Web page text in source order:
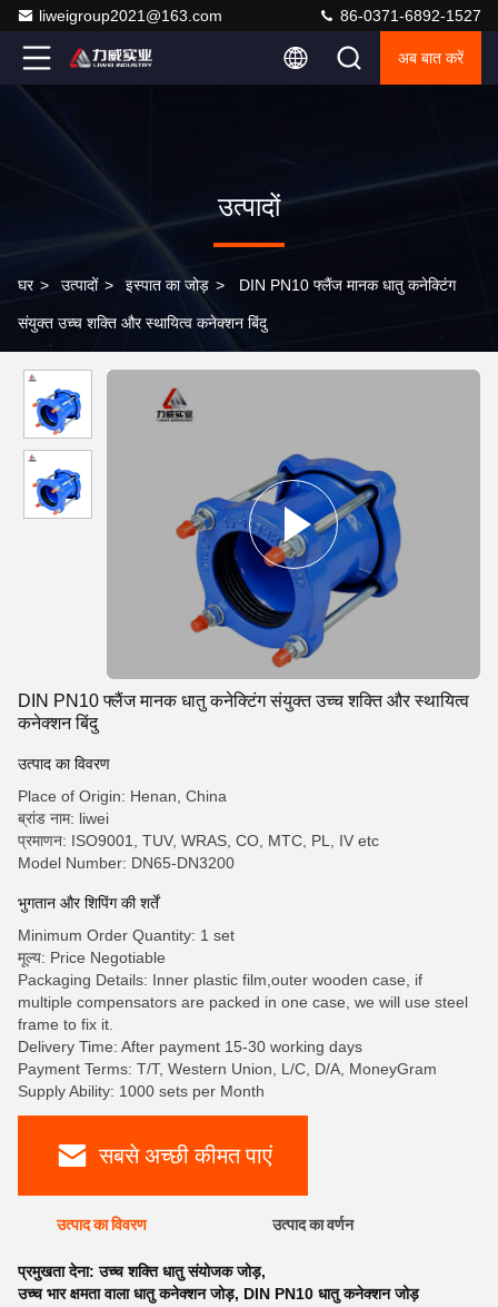
liweigroup2021@163.com 86-0371-6892-1527
अब बात करें
उत्पादों
घर > उत्पादों > इस्पात का जोड़ > DIN PN10 फ्लैंज मानक धातु कनेक्टिंग
संयुक्त उच्च शक्ति और स्थायित्व कनेक्शन बिंदु
DIN PN10 फ्लैंज मानक धातु कनेक्टिंग संयुक्त उच्च शक्ति और स्थायित्व
कनेक्शन बिंदु
उत्पाद का विवरण
Place of Origin: Henan, China
ब्रांड नाम: liwei
प्रमाणन: ISO9001, TUV, WRAS, CO, MTC, PL, IV etc
Model Number: DN65-DN3200
भुगतान और शिपिंग की शर्तें
Minimum Order Quantity: 1 set
मूल्य: Price Negotiable
Packaging Details: Inner plastic film,outer wooden case, if
multiple compensators are packed in one case, we will use steel
frame to fix it.
Delivery Time: After payment 15-30 working days
Payment Terms: T/T, Western Union, L/C, D/A, MoneyGram
Supply Ability: 1000 sets per Month
सबसे अच्छी कीमत पाएं
उत्पाद का विवरण उत्पाद का वर्णन
प्रमुखता देना:उच्च शक्ति धातु संयोजक जोड़,
उच्च भार क्षमता वाला धातु कनेक्शन जोड़, DIN PN10 धातु कनेक्शन जोड़